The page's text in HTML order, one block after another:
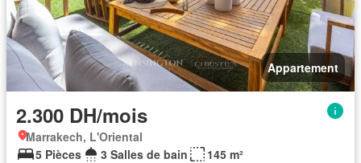
Appartement
2.300 DH/mois
Marrakech, L'Oriental
5 Pièces
3 Salles de bain
145 m²